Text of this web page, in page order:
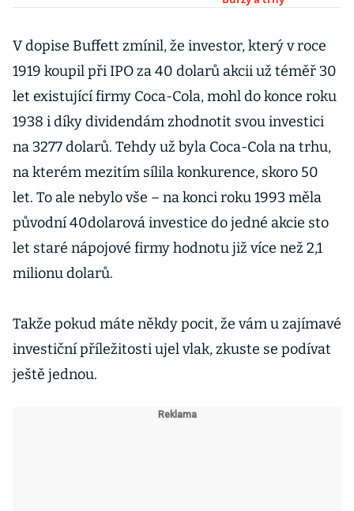
investorům
stále vydělat
V dopise Buffett zmínil, že investor, který v roce
1919 koupil při IPO za 40 dolarů akcii už téměř 30
let existující firmy Coca-Cola, mohl do konce roku
1938 i díky dividendám zhodnotit svou investici
na 3277 dolarů. Tehdy už byla Coca-Cola na trhu,
na kterém mezitím sílila konkurence, skoro 50
let. To ale nebylo vše – na konci roku 1993 měla
původní 40dolarová investice do jedné akcie sto
let staré nápojové firmy hodnotu již více než 2,1
milionu dolarů.
Takže pokud máte někdy pocit, že vám u zajímavé
investiční příležitosti ujel vlak, zkuste se podívat
ještě jednou.